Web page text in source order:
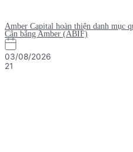
Amber Capital hoàn thiện danh mục
Cân bằng Amber (ABIF)
03/08/2026
21